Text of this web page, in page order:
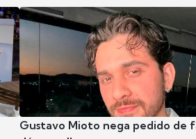
Gustavo Mioto nega pedido de